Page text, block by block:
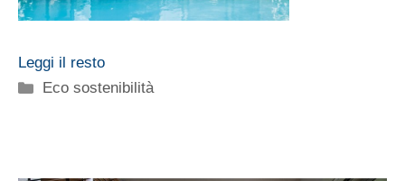
Leggi il resto
Categorie
Eco sostenibilità